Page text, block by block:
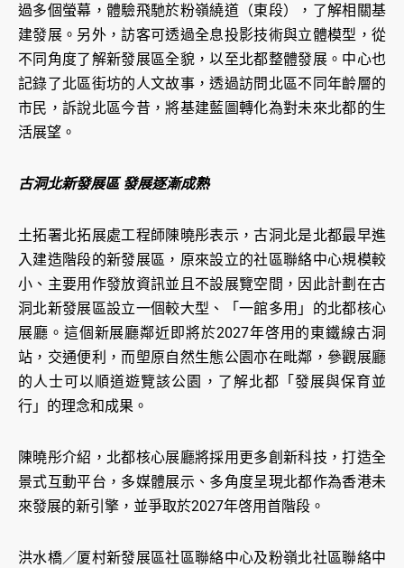
過多個螢幕，體驗飛馳於粉嶺繞道（東段），了解相關基
建發展。另外，訪客可透過全息投影技術與立體模型，從
不同角度了解新發展區全貌，以至北都整體發展。中心也
記錄了北區街坊的人文故事，透過訪問北區不同年齡層的
市民，訴說北區今昔，將基建藍圖轉化為對未來北都的生
活展望。
古洞北新發展區 發展逐漸成熟
土拓署北拓展處工程師陳曉彤表示，古洞北是北都最早進
入建造階段的新發展區，原來設立的社區聯絡中心規模較
小、主要用作發放資訊並且不設展覽空間，因此計劃在古
洞北新發展區設立一個較大型、「一館多用」的北都核心
展廳。這個新展廳鄰近即將於2027年啓用的東鐵線古洞
站，交通便利，而塱原自然生態公園亦在毗鄰，參觀展廳
的人士可以順道遊覽該公園，了解北都「發展與保育並
行」的理念和成果。
陳曉彤介紹，北都核心展廳將採用更多創新科技，打造全
景式互動平台，多媒體展示、多角度呈現北都作為香港未
來發展的新引擎，並爭取於2027年啓用首階段。
洪水橋／厦村新發展區社區聯絡中心及粉嶺北社區聯絡中